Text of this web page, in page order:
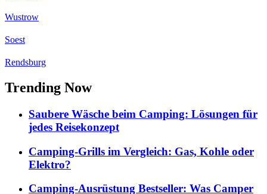
Wustrow
Soest
Rendsburg
Trending Now
Saubere Wäsche beim Camping: Lösungen für
jedes Reisekonzept
Camping-Grills im Vergleich: Gas, Kohle oder
Elektro?
Camping-Ausrüstung Bestseller: Was Camper